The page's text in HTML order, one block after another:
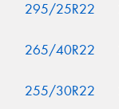
295/25R22
265/40R22
255/30R22